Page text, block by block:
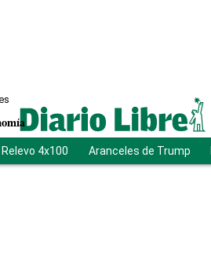
Relevo 4x100 Aranceles de Trump